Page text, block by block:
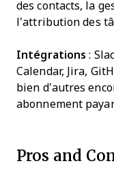
des contacts, la
l’attribution des
Intégrations :
Calendar, Jira,
bien d’autres
abonnement
Pros and